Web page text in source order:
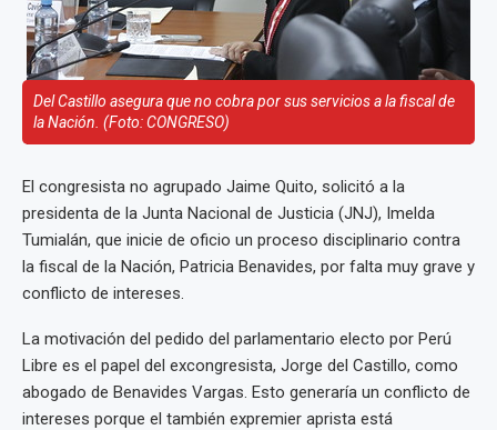
Del Castillo asegura que no cobra por sus servicios a la fiscal de
la Nación. (Foto: CONGRESO)
El congresista no agrupado Jaime Quito, solicitó a la
presidenta de la Junta Nacional de Justicia (JNJ), Imelda
Tumialán, que inicie de oficio un proceso disciplinario contra
la fiscal de la Nación, Patricia Benavides, por falta muy grave y
conflicto de intereses.
La motivación del pedido del parlamentario electo por Perú
Libre es el papel del excongresista, Jorge del Castillo, como
abogado de Benavides Vargas. Esto generaría un conflicto de
intereses porque el también expremier aprista está